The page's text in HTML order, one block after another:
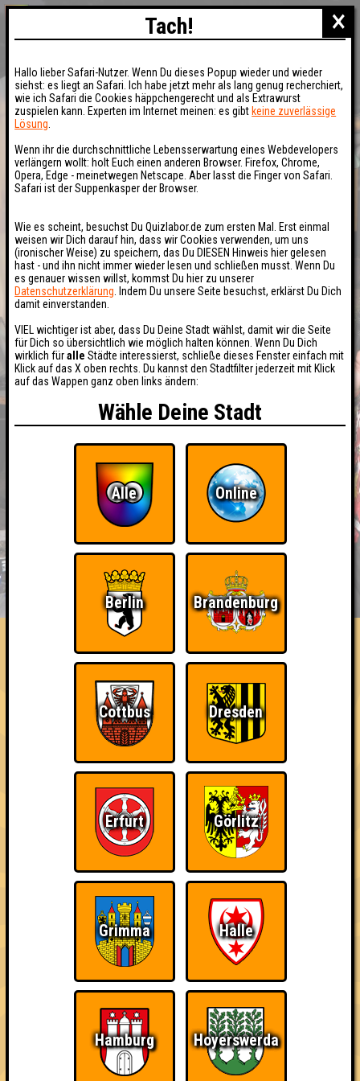
HIGHSCORE RESERVIERUNG
FAQ ÜBER UNS
QUIZLABOR Brandenburg #40
Fernwärts · 19.06.2026 · Haus der Offiziere
Angemeldete Teams
×
Tach!
Hallo lieber Safari-Nutzer. Wenn Du dieses Popup wieder und wieder
siehst: es liegt an Safari. Ich habe jetzt mehr als lang genug recherchiert,
wie ich Safari die Cookies häppchengerecht und als Extrawurst
zuspielen kann. Experten im Internet meinen: es gibt keine zuverlässige
Lösung
Wenn ihr die durchschnittliche Lebensserwartung eines Webdevelopers
verlängern wollt: holt Euch einen anderen Browser. Firefox, Chrome,
Opera, Edge - meinetwegen Netscape. Aber lasst die Finger von Safari.
Safari ist der Suppenkasper der Browser.
Wie es scheint, besuchst Du Quizlabor.de zum ersten Mal. Erst einmal
weisen wir Dich darauf hin, dass wir Cookies verwenden, um uns
(ironischer Weise) zu speichern, das Du DIESEN Hinweis hier gelesen
hast - und ihn nicht immer wieder lesen und schließen musst. Wenn Du
es genauer wissen willst, kommst Du hier zu unserer
Datenschutzerklärung . Indem Du unsere Seite besuchst, erklärst Du Dich
damit einverstanden.
VIEL wichtiger ist aber, dass Du Deine Stadt wählst, damit wir die Seite
für Dich so übersichtlich wie möglich halten können. Wenn Du Dich
wirklich füralle Städte interessierst, schließe dieses Fenster einfach mit
Klick auf das X oben rechts. Du kannst den Stadtfilter jederzeit mit Klick
auf das Wappen ganz oben links ändern:
Wähle Deine Stadt
Alle Online
Berlin Brandenburg
Cottbus Dresden
Erfurt Görlitz
Grimma Halle
Hamburg Hoyerswerda